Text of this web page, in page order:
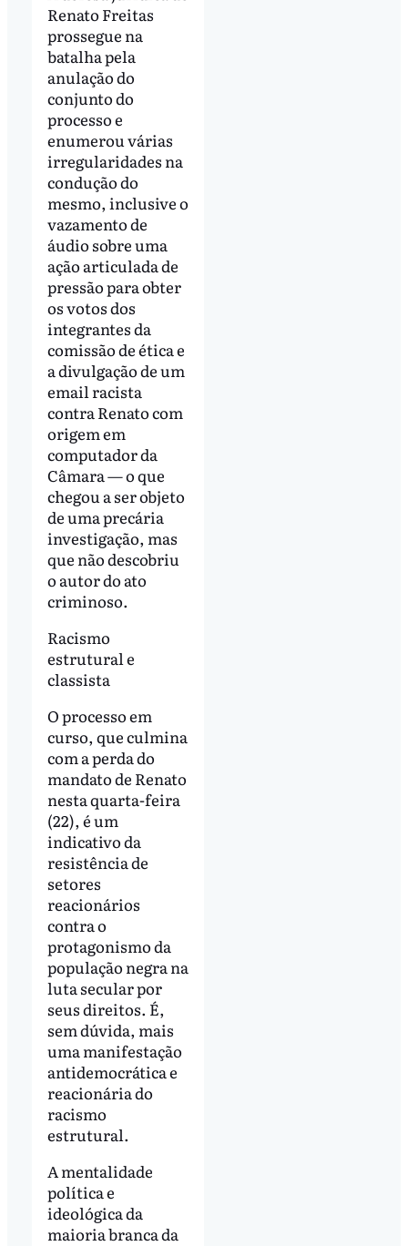
Renato Freitas
prossegue na
batalha pela
anulação do
conjunto do
processo e
enumerou várias
irregularidades na
condução do
mesmo, inclusive o
vazamento de
áudio sobre uma
ação articulada de
pressão para obter
os votos dos
integrantes da
comissão de ética e
a divulgação de um
email racista
contra Renato com
origem em
computador da
Câmara — o que
chegou a ser objeto
de uma precária
investigação, mas
que não descobriu
o autor do ato
criminoso.
Racismo
estrutural e
classista
O processo em
curso, que culmina
com a perda do
mandato de Renato
nesta quarta-feira
(22), é um
indicativo da
resistência de
setores
reacionários
contra o
protagonismo da
população negra na
luta secular por
seus direitos. É,
sem dúvida, mais
uma manifestação
antidemocrática e
reacionária do
racismo
estrutural.
A mentalidade
política e
ideológica da
maioria branca da